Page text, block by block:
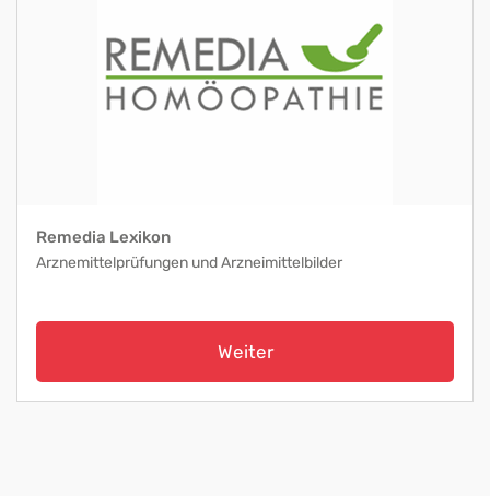
Remedia Lexikon
Arznemittelprüfungen und Arzneimittelbilder
Weiter